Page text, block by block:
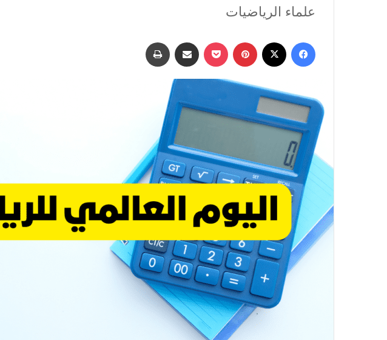
علماء الرياضيات
فيسبوك بينتيريست ‫Pocket مشاركة عبر البريد